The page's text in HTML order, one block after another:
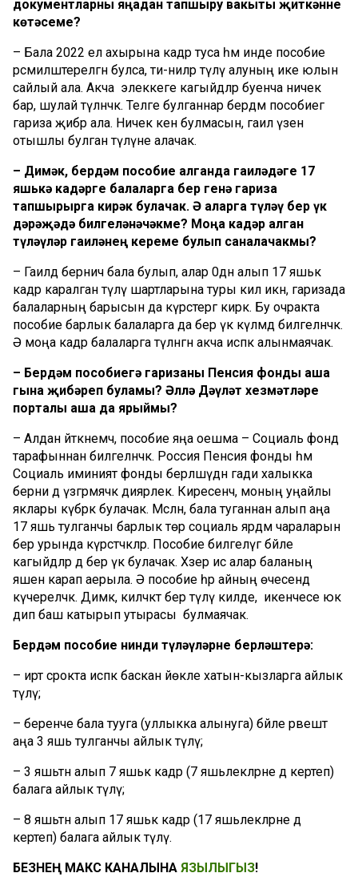
документларны яңадан тапшыру вакыты җиткәнне
көтәсеме?
– Бала 2022 ел ахырына кадәр туса һәм инде пособие
рәсмиләштерелгән булса, әти-әниләр түләү алуның ике юлын
сайлый ала. Акча элеккеге кагыйдәләр буенча ничек
бар, шулай түләнәчәк. Теләге булганнар бердәм пособиегә
гариза җибәрә ала. Ничек кенә булмасын, гаилә үзенә
отышлы булган түләүне алачак.
– Димәк, бердәм пособие алганда гаиләдәге 17
яшькә кадәрге балаларга бер генә гариза
тапшырырга кирәк булачак. Ә аларга түләү бер үк
дәрәҗәдә билгеләнәчәкме? Моңа кадәр алган
түләүләр гаиләнең кереме булып саналачакмы?
– Гаиләдә берничә бала булып, алар 0дән алып 17 яшькә
кадәр каралган түләү шартларына туры килә икән, гаризада
балаларның барысын да күрсәтергә кирәк. Бу очракта
пособие барлык балаларга да бер үк күләмдә билгеләнәчәк.
Ә моңа кадәр балаларга түләнгән акча исәпкә алынмаячак.
– Бердәм пособиегә гаризаны Пенсия фонды аша
гына җибәреп буламы? Әллә Дәүләт хезмәтләре
порталы аша да ярыймы?
– Алдан әйткәнемчә, пособие яңа оешма – Социаль фонд
тарафыннан билгеләнәчәк. Россия Пенсия фонды һәм
Социаль иминият фонды берләшүдән гади халыкка
берни дә үзгәрмәячәк диярлек. Киресенчә, моның уңайлы
яклары күбрәк булачак. Мәсәлән, бала туганнан алып аңа
17 яшь тулганчы барлык төр социаль ярдәм чараларын
бер урында күрсәтәчәкләр. Пособие билгеләүгә бәйле
кагыйдәләр дә бер үк булачак. Хәзер исә алар баланың
яшенә карап аерыла. Ә пособие һәр айның өчесендә
күчереләчәк. Димәк, киләчәктә бер түләү килде, ә икенчесе юк
дип баш катырып утырасы булмаячак.
Бердәм пособие нинди түләүләрне берләштерә:
– иртә срокта исәпкә баскан йөкле хатын-кызларга айлык
түләү;
– беренче бала тууга (уллыкка алынуга) бәйле рәвештә
аңа 3 яшь тулганчы айлык түләү;
– 3 яшьтән алып 7 яшькә кадәр (7 яшьлекләрне дә кертеп)
балага айлык түләү;
– 8 яшьтән алып 17 яшькә кадәр (17 яшьлекләрне дә
кертеп) балага айлык түләү.
БЕЗНЕҢ МАКС КАНАЛЫНА ЯЗЫЛЫГЫЗ!